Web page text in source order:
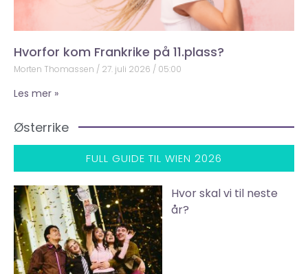
Hvorfor kom Frankrike på 11.plass?
Morten Thomassen 27. juli 2026 05:00
Les mer »
Østerrike
FULL GUIDE TIL WIEN 2026
Hvor skal vi til neste
år?